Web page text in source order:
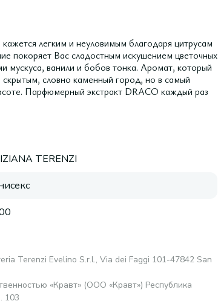
легким и неуловимым благодаря цитрусам
покоряет Вас сладостным искушением цветочных
мускуса, ванили и бобов тонка. Аромат, который
скрытым, словно каменный город, но в самый
Парфюмерный экстракт DRACO каждый раз
TERENZI
Terenzi Evelino S.r.l., Via dei Faggi 101-47842 San
«Кравт» (ООО «Кравт») Республика
103